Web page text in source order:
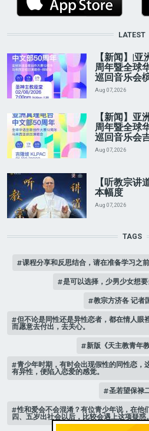
LATEST
【新闻】|
周年暨全球
巡回音乐会
Aug 07, 2026
【新闻】亚
周年暨全球
巡回音乐会
Aug 07, 2026
【听教宗讲
本幅度
Aug 07, 2026
TAGS
课程分享和反思结合，请在准备学习之
是可以选择，少男少女想
教宗方济各 记者
但不论是同性还是异性恋者，都在情人眼
而愿意去付出，去关心。
新版《天主教青年
青少年时期，有时会出现假性的同性恋，
有异性，便陷入恋爱的感觉。
圣若望保禄
性和爱会不会混淆？有位青少年说，在他
四、五岁出社会以后，比较会遇上这项疑惑。